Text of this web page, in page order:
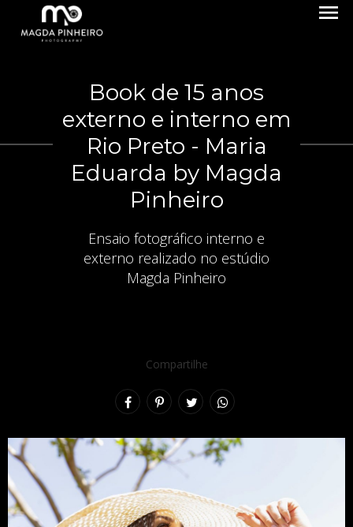
menu
Book de 15 anos
externo e interno em
Rio Preto - Maria
Eduarda by Magda
Pinheiro
Ensaio fotográfico interno e
externo realizado no estúdio
Magda Pinheiro
Compartilhe